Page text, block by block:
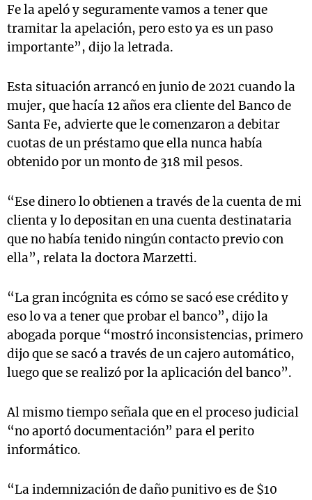
Fe la apeló y seguramente vamos a tener que
tramitar la apelación, pero esto ya es un paso
importante”, dijo la letrada.
Esta situación arrancó en junio de 2021 cuando la
mujer, que hacía 12 años era cliente del Banco de
Santa Fe, advierte que le comenzaron a debitar
cuotas de un préstamo que ella nunca había
obtenido por un monto de 318 mil pesos.
“Ese dinero lo obtienen a través de la cuenta de mi
clienta y lo depositan en una cuenta destinataria
que no había tenido ningún contacto previo con
ella”, relata la doctora Marzetti.
“La gran incógnita es cómo se sacó ese crédito y
eso lo va a tener que probar el banco”, dijo la
abogada porque “mostró inconsistencias, primero
dijo que se sacó a través de un cajero automático,
luego que se realizó por la aplicación del banco”.
Al mismo tiempo señala que en el proceso judicial
“no aportó documentación” para el perito
informático.
“La indemnización de daño punitivo es de $10